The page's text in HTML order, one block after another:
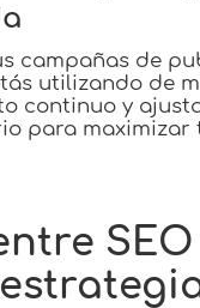
campañas de
utilizando de
continuo y
para maximizar
SEO